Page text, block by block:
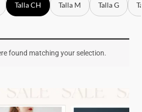
Talla CH Talla M Talla G
found matching your selection.